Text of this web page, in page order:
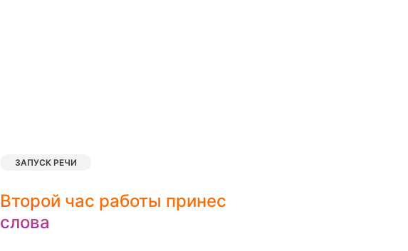
ЗАПУСК РЕЧИ
Второй час работы принес
слова